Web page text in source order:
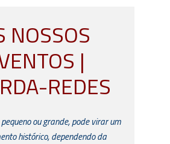
NOSSOS
|
REDES
ou grande, pode virar um
histórico, dependendo da